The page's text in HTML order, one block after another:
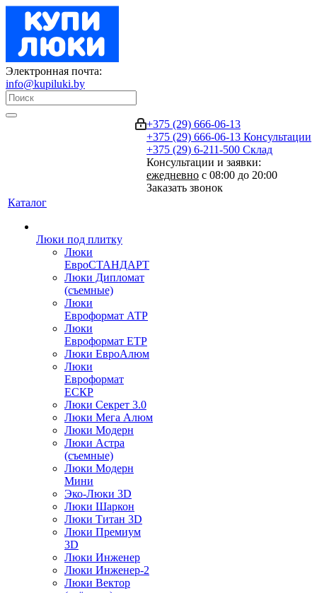
Электронная почта:
info@kupiluki.by
+375 (29) 666-06-13
+375 (29) 666-06-13 Консультации
+375 (29) 6-211-500 Склад
Консультации и заявки:
ежедневно с 08:00 до 20:00
Заказать звонок
Каталог
Люки под плитку
Люки
ЕвроСТАНДАРТ
Люки Дипломат
(съемные)
Люки
Евроформат АТР
Люки
Евроформат ЕТР
Люки ЕвроАлюм
Люки
Евроформат
ЕСКР
Люки Секрет 3.0
Люки Мега Алюм
Люки Модерн
Люки Астра
(съемные)
Люки Модерн
Мини
Эко-Люки 3D
Люки Шаркон
Люки Титан 3D
Люки Премиум
3D
Люки Инженер
Люки Инженер-2
Люки Вектор